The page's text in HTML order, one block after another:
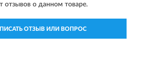
отзывов о данном товаре.
ОТЗЫВ ИЛИ ВОПРОС